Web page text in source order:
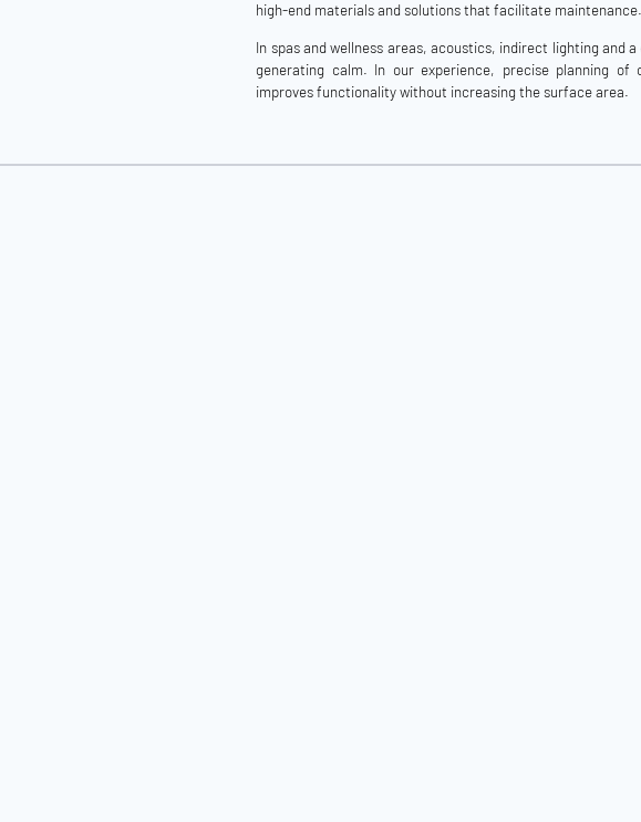
high-end materials and solutions that facilitate maintenance.
In spas and wellness areas, acoustics, indirect lighting and
generating calm. In our experience, precise planning of
improves functionality without increasing the surface area.